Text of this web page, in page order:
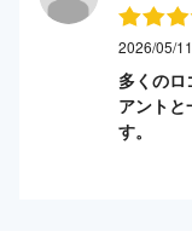
2026/05/
多くのロ
アントと
す。